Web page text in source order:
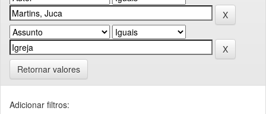
Retornar valores
Adicionar filtros: